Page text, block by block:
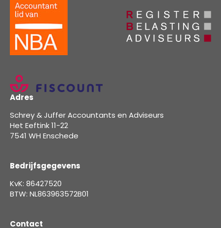
Adres
Schrey & Juffer Accountants en Adviseurs
Het Eeftink 11-22
7541 WH Enschede
Bedrijfsgegevens
KvK: 86427520
BTW: NL863963572B01
Contact